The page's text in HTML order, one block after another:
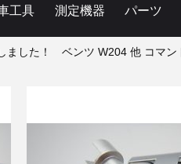
工具 測定機器 パーツ
ました！ ベンツ W204 他 コマ